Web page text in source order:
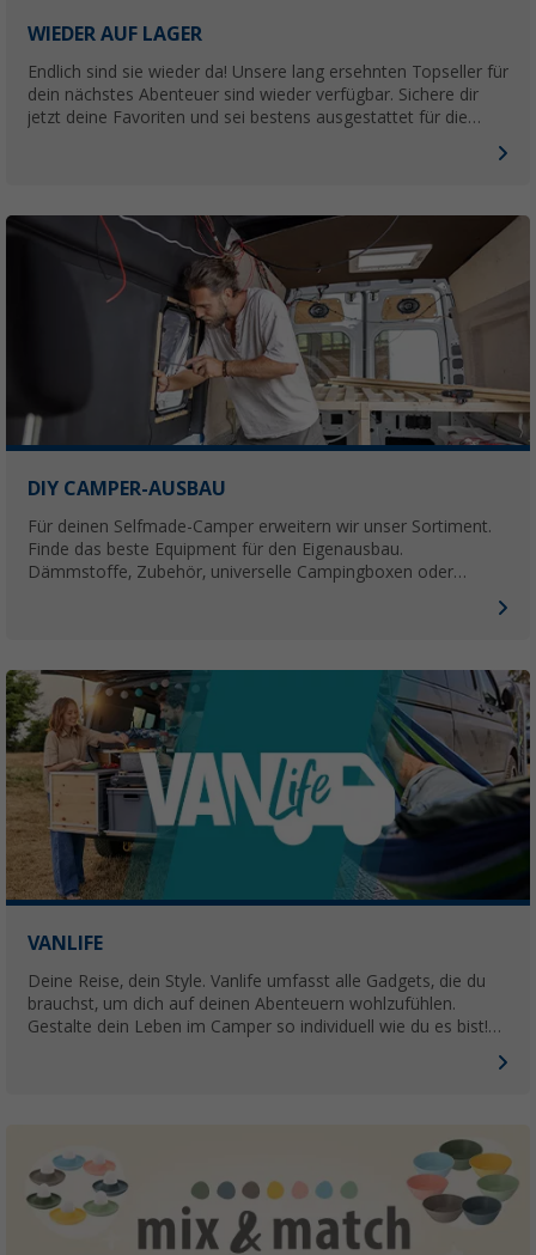
WIEDER AUF LAGER
Endlich sind sie wieder da! Unsere lang ersehnten Topseller für
dein nächstes Abenteuer sind wieder verfügbar. Sichere dir
jetzt deine Favoriten und sei bestens ausgestattet für die
DIY CAMPER-AUSBAU
Für deinen Selfmade-Camper erweitern wir unser Sortiment.
Finde das beste Equipment für den Eigenausbau.
Dämmstoffe, Zubehör, universelle Campingboxen oder
VANLIFE
Deine Reise, dein Style. Vanlife umfasst alle Gadgets, die du
brauchst, um dich auf deinen Abenteuern wohlzufühlen.
Gestalte dein Leben im Camper so individuell wie du es bist!